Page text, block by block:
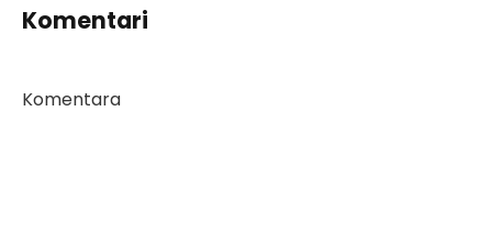
Komentari
Komentara